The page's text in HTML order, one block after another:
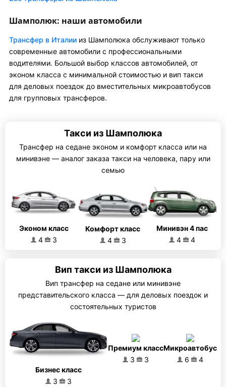
Шамполюк: наши автомобили
Трансфер в Италии из Шамполюка обслуживают только
современные автомобили с профессиональными
водителями. Большой выбор классов автомобилей, от
эконом класса с минимальной стоимостью и вип такси
для деловых поездок до вместительных микроавтобусов
для групповых трансферов.
Такси из Шамполюка
Трансфер на седане эконом и комфорт класса или на
минивэне — аналог заказа такси на человека, пару или
семью
Эконом класс
4
3
Комфорт класс
4
3
Минивэн 4 пас
4
4
Вип такси из Шамполюка
Вип трансфер на седане или минивэне
представительского класса — для деловых поездок и
состоятельных туристов
Бизнес класс
3
3
Премиум класс
3
3
Микроавтобус
6
4